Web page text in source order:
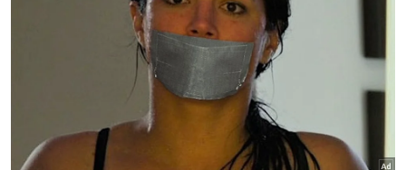
Johor jawab kritikan Dr
Rafidah, tegas perjuang sektor
kesihatan
Johor
Johor imarah masjid dengan
solat Maghrib, Isyak berjemaah